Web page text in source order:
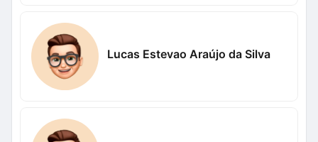
Lucas Estevao Araújo da Silva